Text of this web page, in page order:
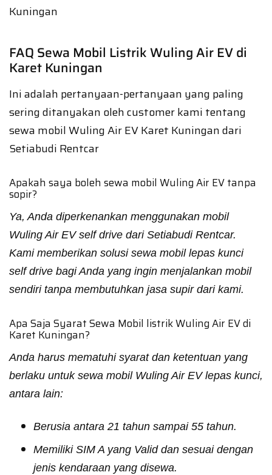
FAQ Sewa Mobil Listrik Wuling Air EV di
Karet Kuningan
Ini adalah pertanyaan-pertanyaan yang paling
sering ditanyakan oleh customer kami tentang
sewa mobil Wuling Air EV Karet Kuningan dari
Setiabudi Rentcar
Apakah saya boleh sewa mobil Wuling Air EV tanpa
sopir?
Ya, Anda diperkenankan menggunakan mobil
Wuling Air EV self drive dari Setiabudi Rentcar.
Kami memberikan solusi sewa mobil lepas kunci
self drive bagi Anda yang ingin menjalankan mobil
sendiri tanpa membutuhkan jasa supir dari kami.
Apa Saja Syarat Sewa Mobil listrik Wuling Air EV di
Karet Kuningan?
Anda harus mematuhi syarat dan ketentuan yang
berlaku untuk sewa mobil Wuling Air EV lepas kunci,
antara lain:
Berusia antara 21 tahun sampai 55 tahun.
Memiliki SIM A yang Valid dan sesuai dengan
jenis kendaraan yang disewa.